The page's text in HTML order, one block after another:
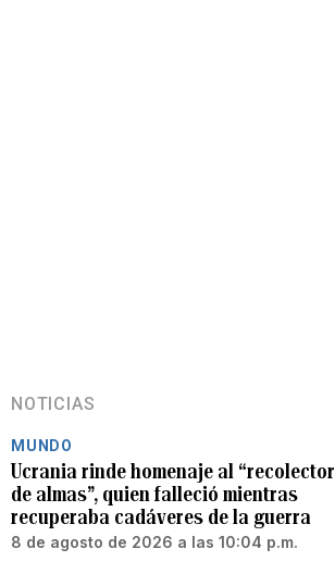
NOTICIAS
MUNDO
Ucrania rinde homenaje al “recolector
de almas”, quien falleció mientras
recuperaba cadáveres de la guerra
8 de agosto de 2026 a las 10:04 p.m.